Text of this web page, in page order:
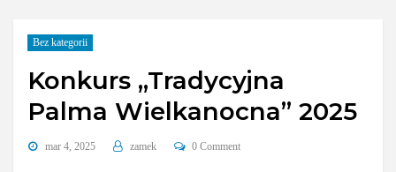
Bez kategorii
Konkurs „Tradycyjna
Palma Wielkanocna” 2025
mar 4, 2025 zamek 0 Comment